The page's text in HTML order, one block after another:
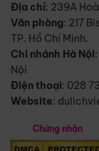
Địa chỉ: 239A
Văn phòng: 217
TP. Hồ Chí Minh.
Chi nhánh Hà Nội:
Nội
Điện thoại: 028
Website:
Chứng nhận